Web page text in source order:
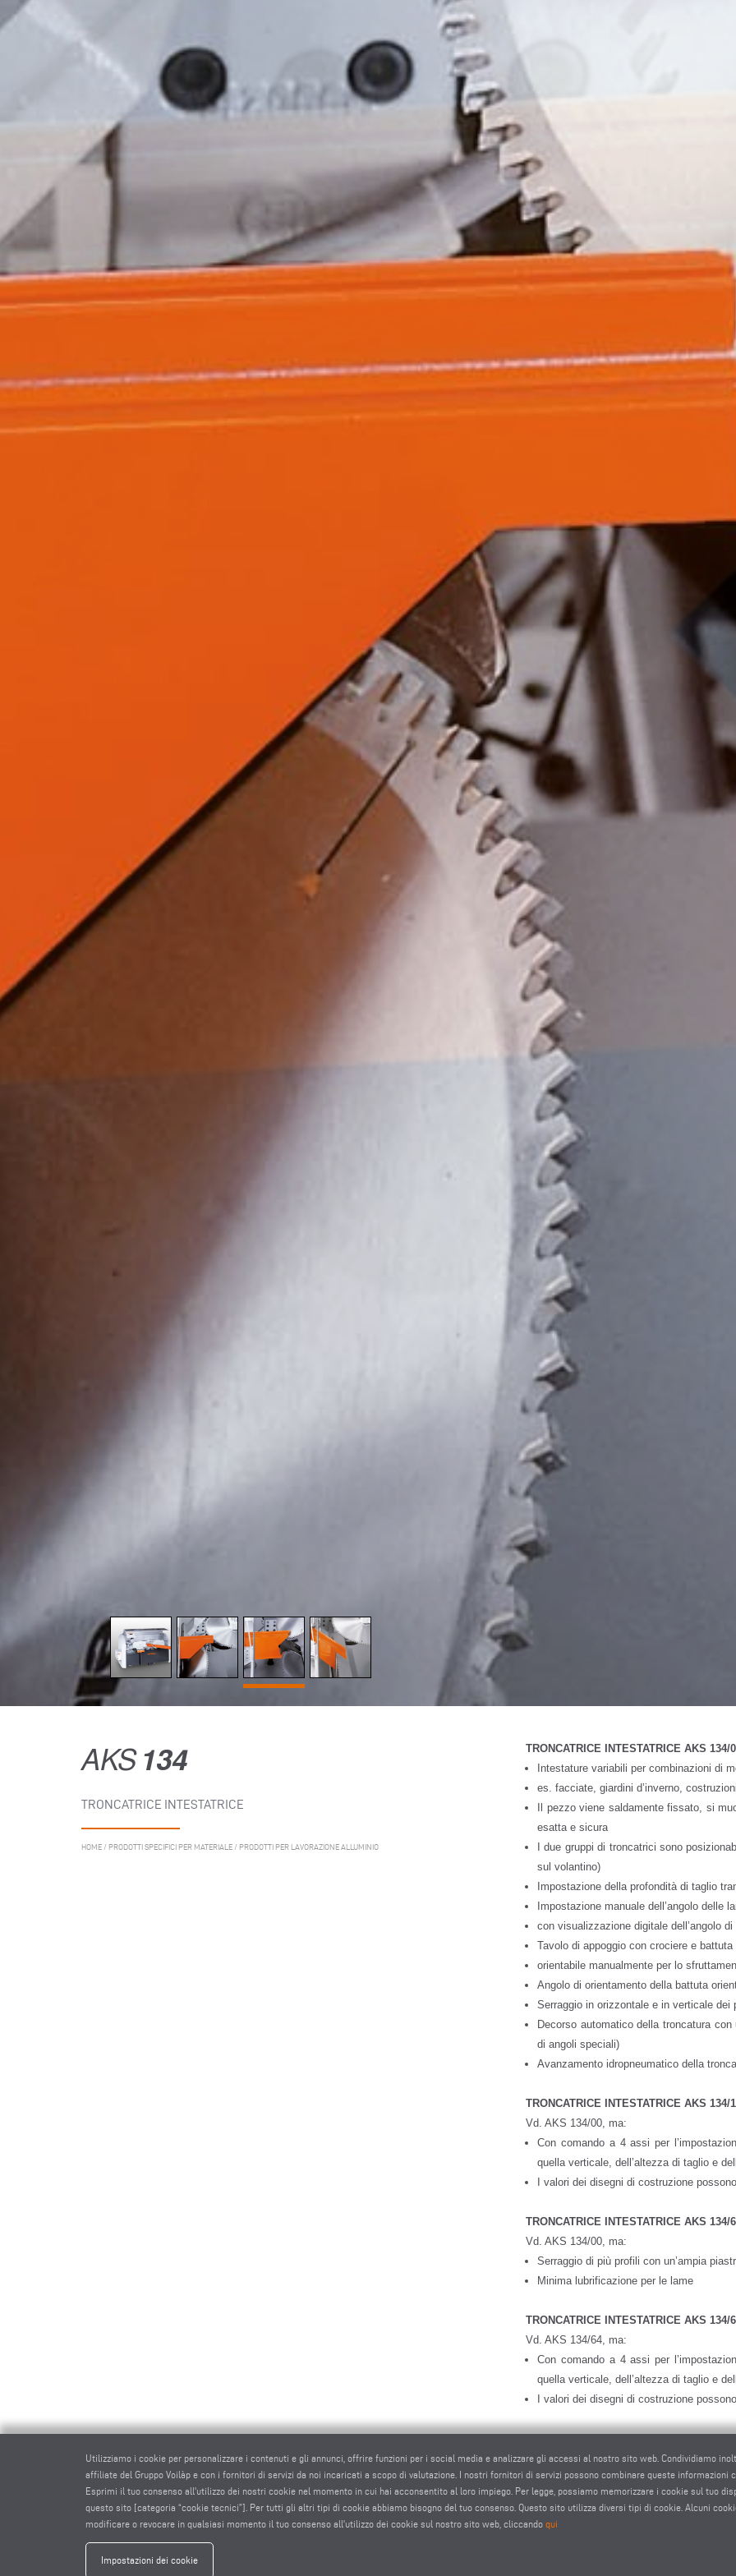
AKS134
TRONCATRICE INTESTATRICE
HOME / PRODOTTI SPECIFICI PER MATERIALE / PRODOTTI PER LAVORAZIONE ALLUMINIO
TRONCATRICE INTESTATRICE AKS 134/
Intestature variabili per combinazioni di
es. facciate, giardini d’inverno,
Il pezzo viene saldamente fissato, si
esatta e sicura
I due gruppi di troncatrici sono
sul volantino)
Impostazione della profondità di taglio
Impostazione manuale dell’angolo delle
con visualizzazione digitale dell’angolo
Tavolo di appoggio con crociere e battuta
orientabile manualmente per lo
Angolo di orientamento della battuta
Serraggio in orizzontale e in verticale dei
Decorso automatico della troncatura
di angoli speciali)
Avanzamento idropneumatico della
TRONCATRICE INTESTATRICE AKS 134/
Vd. AKS 134/00, ma:
Con comando a 4 assi per
quella verticale, dell’altezza di taglio e
I valori dei disegni di costruzione
TRONCATRICE INTESTATRICE AKS 134/
Vd. AKS 134/00, ma:
Serraggio di più profili con un’ampia
Minima lubrificazione per le lame
TRONCATRICE INTESTATRICE AKS 134/
Vd. AKS 134/64, ma:
Con comando a 4 assi per
quella verticale, dell’altezza di taglio e
I valori dei disegni di costruzione
Visualizzazione delle linee con il laser
Pacchetto di insonorizzazione
Lame
Utilizziamo i cookie per personalizzare i contenuti e gli annunci, offrire funzioni per i social media e analizzare gli accessi al nostro sito web. Condividiamo
affiliate del Gruppo Voilàp e con i fornitori di servizi da noi incaricati a scopo di valutazione. I nostri fornitori di servizi possono combinare queste
Esprimi il tuo consenso all'utilizzo dei nostri cookie nel momento in cui hai acconsentito al loro impiego. Per legge, possiamo memorizzare i cookie sul tuo
questo sito [categoria “cookie tecnici”]. Per tutti gli altri tipi di cookie abbiamo bisogno del tuo consenso. Questo sito utilizza diversi tipi di cookie. Alcuni
modificare o revocare in qualsiasi momento il tuo consenso all'utilizzo dei cookie sul nostro sito web, cliccando qui
Impostazioni dei cookie